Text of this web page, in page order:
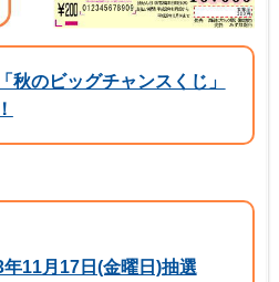
秋のビッグチャンスくじ」
11月17日(金曜日)抽選